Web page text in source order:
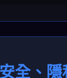
全、隱